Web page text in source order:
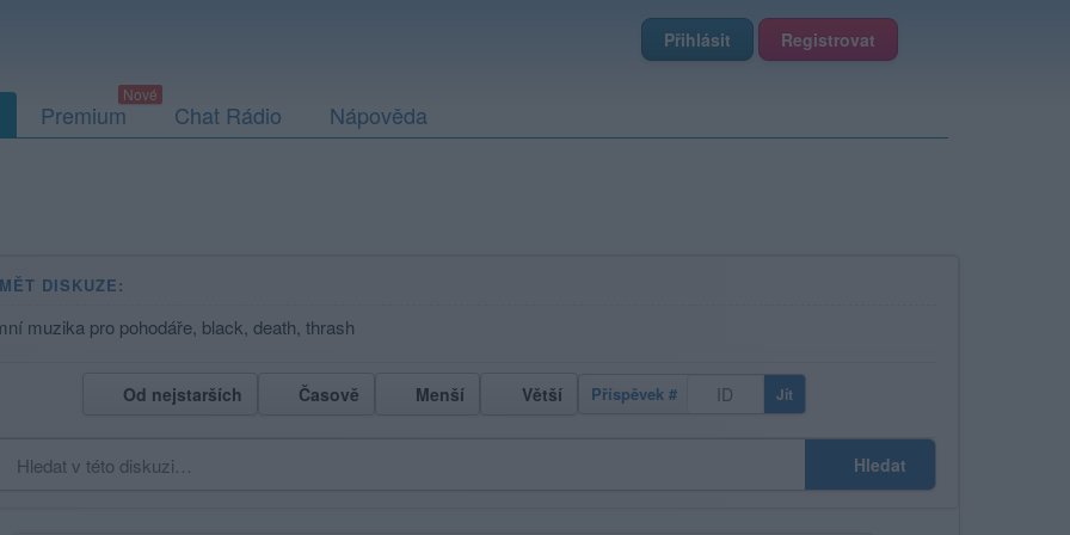
Přihlásit Registrovat
Premium Chat Rádio Nápověda
DISKUZE:
muzika pro pohodáře, black, death, thrash
Od nejstarších Časově Menší Větší Příspěvek # Jít
Hledat